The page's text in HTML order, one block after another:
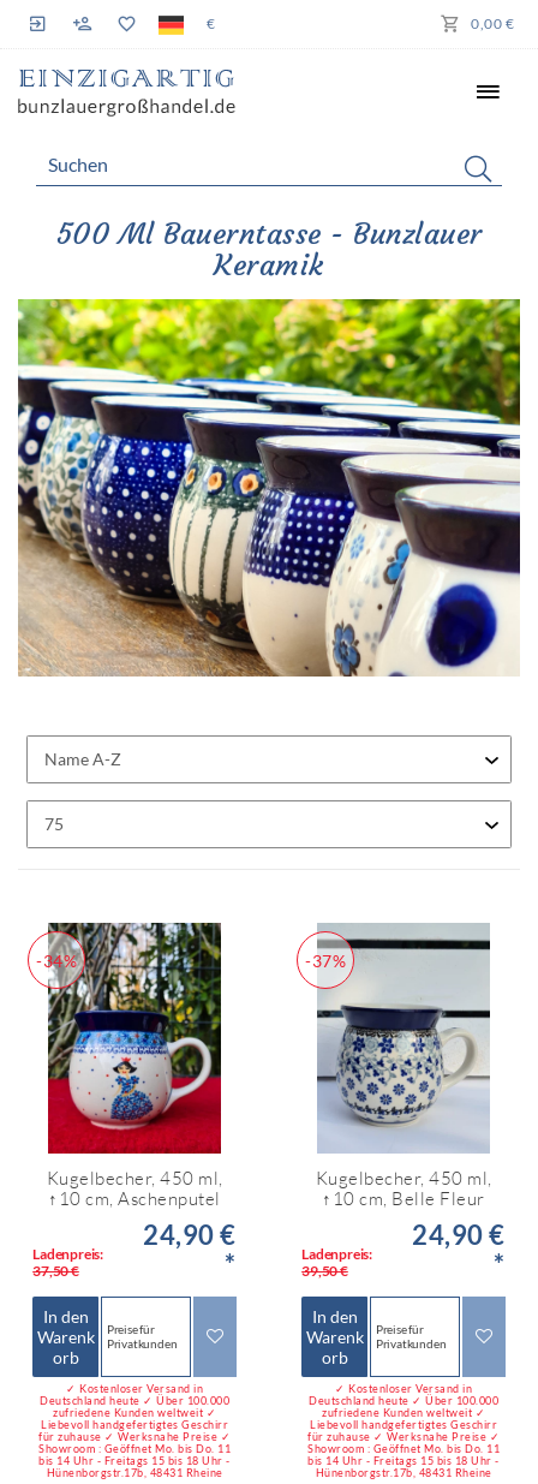
€ 0,00 €
500 Ml Bauerntasse - Bunzlauer
Keramik
-34%
Kugelbecher, 450 ml,
↑10 cm, Aschenputel
Ladenpreis:
37,50 €
24,90 €
*
In den
Warenk
orb
Preise für
Privatkunden
✓ Kostenloser Versand in
Deutschland heute ✓ Über 100.000
zufriedene Kunden weltweit ✓
Liebevoll handgefertigtes Geschirr
für zuhause ✓ Werksnahe Preise ✓
Showroom : Geöffnet Mo. bis Do. 11
bis 14 Uhr - Freitags 15 bis 18 Uhr -
Hünenborgstr.17b, 48431 Rheine
-37%
Kugelbecher, 450 ml,
↑10 cm, Belle Fleur
Ladenpreis:
39,50 €
24,90 €
*
In den
Warenk
orb
Preise für
Privatkunden
✓ Kostenloser Versand in
Deutschland heute ✓ Über 100.000
zufriedene Kunden weltweit ✓
Liebevoll handgefertigtes Geschirr
für zuhause ✓ Werksnahe Preise ✓
Showroom : Geöffnet Mo. bis Do. 11
bis 14 Uhr - Freitags 15 bis 18 Uhr -
Hünenborgstr.17b, 48431 Rheine